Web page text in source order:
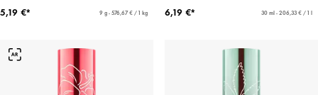
5,19 €*
9 g - 576,67 € / 1 kg
6,19 €*
30 ml - 206,33 € / 1 l